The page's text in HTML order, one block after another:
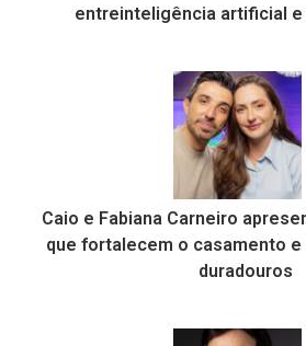
entreinteligência artificial e
Caio e Fabiana Carneiro
que fortalecem o casamento
duradouros